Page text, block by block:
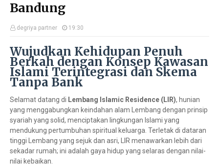
Bandung
degriya partner 19:30
Wujudkan Kehidupan Penuh
Berkah dengan Konsep Kawasan
Islami Terintegrasi dan Skema
Tanpa Bank
Selamat datang di Lembang Islamic Residence (LIR), hunian
yang menggabungkan keindahan alam Lembang dengan prinsip
syariah yang solid, menciptakan lingkungan Islami yang
mendukung pertumbuhan spiritual keluarga. Terletak di dataran
tinggi Lembang yang sejuk dan asri, LIR menawarkan lebih dari
sekadar rumah; ini adalah gaya hidup yang selaras dengan nilai-
nilai kebaikan.